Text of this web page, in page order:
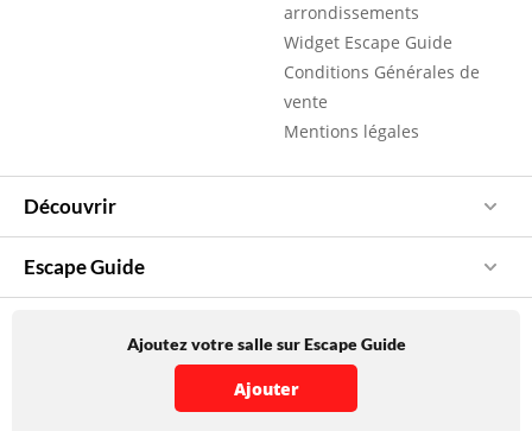
arrondissements
Widget Escape Guide
Conditions Générales de
vente
Mentions légales
Découvrir
Escape Guide
Ajoutez votre salle sur Escape Guide
Ajouter